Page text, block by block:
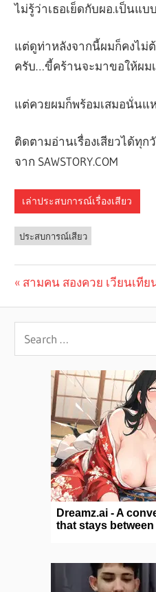
ไม่รู้ว่าเธอเย็ดกับผอ.เป็นแบ
แต่ดูท่าหลังจากนี้ผมก็คงไม่ต้
ครับ…ขี้คร้านจะมาขอให้ผม
แต่ควยผมก็พร้อมเสมอนั่นแ
ติดตามอ่านเรื่องเสียวได้ทุก
จาก SAWSTORY.COM
เล่าประสบการณ์เรื่องเสียว
ประสบการณ์เสียว
navigation
Previous
สามคน สองควย เวียนเทีย